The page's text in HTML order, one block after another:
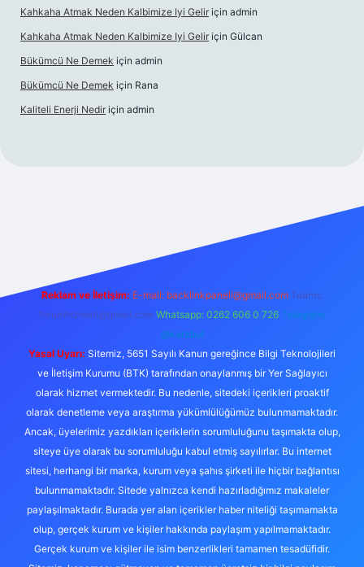
Kahkaha Atmak Neden Kalbimize Iyi Gelir için admin
Kahkaha Atmak Neden Kalbimize Iyi Gelir için Gülcan
Bükümcü Ne Demek için admin
Bükümcü Ne Demek için Rana
Kaliteli Enerji Nedir için admin
Reklam ve İletişim: E-mail: backlinkpaneli@gmail.com Teams:
forumhizmeti@gmail.com Whatsapp: 0262 606 0 726 Telegram:
@karabul
Yasal Uyarı: Sitemiz, 5651 Sayılı Kanun gereğince Bilgi Teknolojileri
ve İletişim Kurumu (BTK) tarafından onaylanmış bir Yer Sağlayıcı
olarak hizmet vermektedir. Bu nedenle, sitedeki içerikleri proaktif
olarak denetleme veya araştırma yükümlülüğümüz bulunmamaktadır.
Ancak, üyelerimiz yazdıkları içeriklerin sorumluluğunu taşımakta olup,
siteye üye olarak bu sorumluluğu kabul etmiş sayılırlar. Bu internet
sitesi, herhangi bir marka, kurum veya şahıs şirketi ile hiçbir bağlantısı
bulunmamaktadır. Sitede yalnızca kendi hazırladığımız makaleler
paylaşılmaktadır. Burada yer alan içerikler haber niteliği taşımamakta
olup, gerçek kurum ve kişiler hakkında paylaşım yapılmamaktadır.
Gerçek kurum ve kişiler ile isim benzerlikleri tamamen tesadüfidir.